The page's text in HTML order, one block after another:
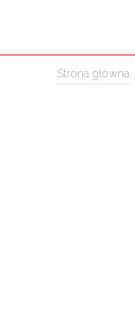
Strona główna